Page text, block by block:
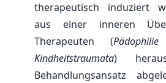
therapeutisch induziert
aus einer inneren
Therapeuten (
Kindheitstraumata)
Behandlungsansatz